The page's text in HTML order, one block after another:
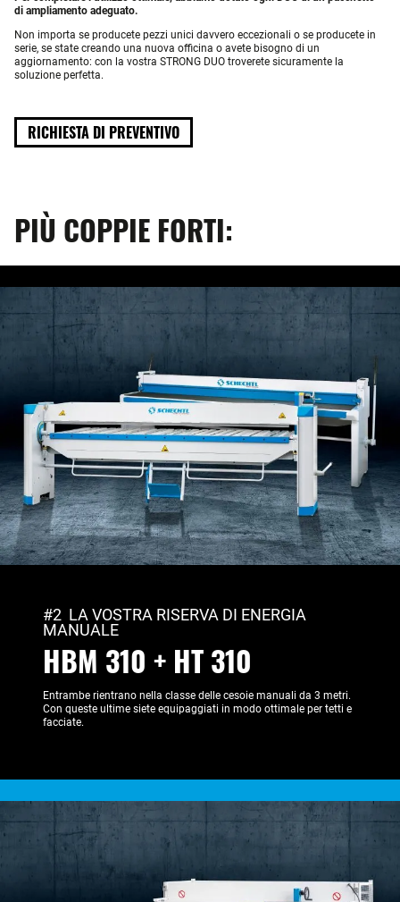
di ampliamento adeguato.
Non importa se producete pezzi unici davvero eccezionali o se producete in
serie, se state creando una nuova officina o avete bisogno di un
aggiornamento: con la vostra STRONG DUO troverete sicuramente la
soluzione perfetta.
RICHIESTA DI PREVENTIVO
PIÙ COPPIE FORTI:
#2 LA VOSTRA RISERVA DI ENERGIA
MANUALE
HBM 310 + HT 310
Entrambe rientrano nella classe delle cesoie manuali da 3 metri.
Con queste ultime siete equipaggiati in modo ottimale per tetti e
facciate.